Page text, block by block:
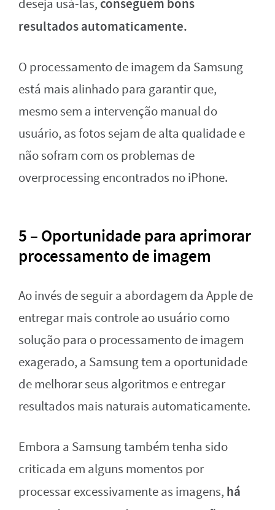
deseja usá-las, conseguem bons
resultados automaticamente.
O processamento de imagem da Samsung
está mais alinhado para garantir que,
mesmo sem a intervenção manual do
usuário, as fotos sejam de alta qualidade e
não sofram com os problemas de
overprocessing encontrados no iPhone.
5 – Oportunidade para aprimorar
processamento de imagem
Ao invés de seguir a abordagem da Apple de
entregar mais controle ao usuário como
solução para o processamento de imagem
exagerado, a Samsung tem a oportunidade
de melhorar seus algoritmos e entregar
resultados mais naturais automaticamente.
Embora a Samsung também tenha sido
criticada em alguns momentos por
processar excessivamente as imagens, há